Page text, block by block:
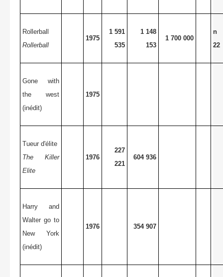
Rollerball
Rollerball
1975
1 591
535
1 148
153
1 700 000
n
22
Gone with
the west
(inédit)
1975
Tueur d'élite
The Killer
Elite
1976
227
221
604 936
Harry and
Walter go to
New York
(inédit)
1976 354 907